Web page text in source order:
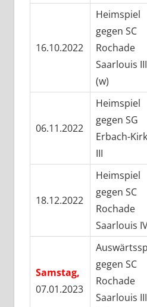
16.10.2022
Heimspiel
gegen SC
Rochade
Saarlouis III
(w)
06.11.2022
Heimspiel
gegen SG
Erbach-
III
18.12.2022
Heimspiel
gegen SC
Rochade
Saarlouis
Samstag,
07.01.2023
gegen SC
Rochade
Saarlouis III